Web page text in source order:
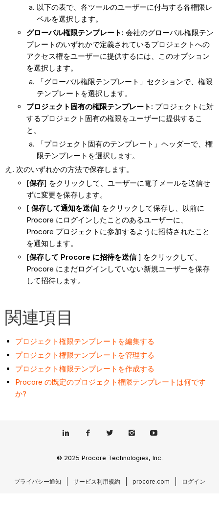
以下の表で、各ツールのユーザーに付与する各権限レ
ベルを選択します。
グローバル権限テンプレート: 会社のグローバル権限テン
プレートのいずれかで定義されているプロジェクトへの
アクセス権をユーザーに提供するには、このオプション
を選択します。
「グローバル権限テンプレート」セクションで、権限
テンプレートを選択します。
プロジェクト固有の権限テンプレート: プロジェクトに対
するプロジェクト固有の権限をユーザーに提供するこ
と。
「プロジェクト固有のテンプレート」ヘッダーで、権
限テンプレートを選択します。
次のいずれかの方法で保存します。
[保存] をクリックして、ユーザーに電子メールを送信せ
ずに変更を保存します。
[ 保存して通知を送信] をクリックして保存し、以前に
Procore にログインしたことのあるユーザーに、
Procore プロジェクトに参加するように招待されたこと
を通知します。
[保存して Procore に招待を送信 ] をクリックして、
Procore にまだログインしていない新規ユーザーを保存
して招待します。
関連項目
プロジェクト権限テンプレートを編集する
プロジェクト権限テンプレートを管理する
プロジェクト権限テンプレートを作成する
Procore の既定のプロジェクト権限テンプレートは何です
か?
© 2025 Procore Technologies, Inc.
プライバシー通知 サービス利用規約 procore.com ログイン